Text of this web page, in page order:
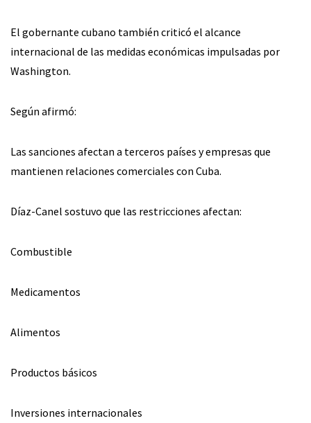
El gobernante cubano también criticó el alcance
internacional de las medidas económicas impulsadas por
Washington.
Según afirmó:
Las sanciones afectan a terceros países y empresas que
mantienen relaciones comerciales con Cuba.
Díaz-Canel sostuvo que las restricciones afectan:
Combustible
Medicamentos
Alimentos
Productos básicos
Inversiones internacionales